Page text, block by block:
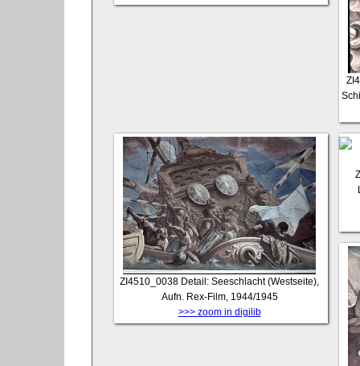
ZI4510_0038 Detail: Seeschlacht (Westseite),
Aufn. Rex-Film, 1944/1945
>>> zoom in digilib